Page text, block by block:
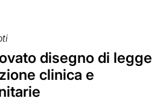
disegno di legge
clinica e